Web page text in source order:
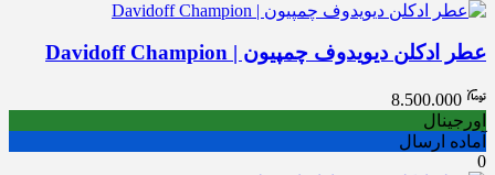
عطر ادکلن دیویدوف چمپیون | Davidoff Champion
8.500.000
اورجینال
آماده ارسال
0